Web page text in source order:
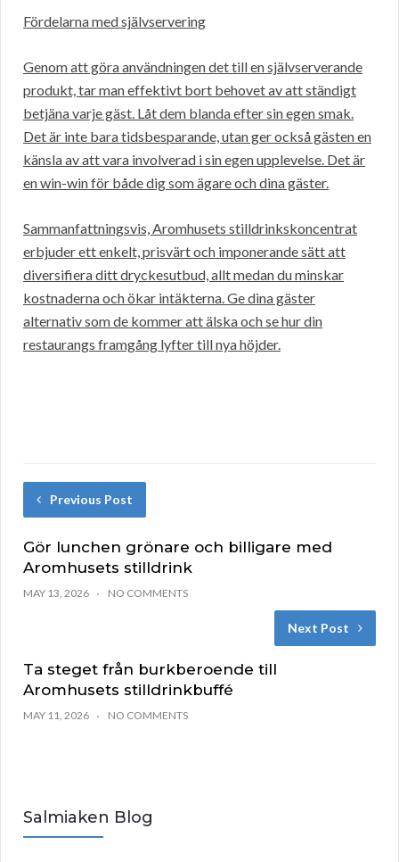
Fördelarna med självservering
Genom att göra användningen det till en självserverande
produkt, tar man effektivt bort behovet av att ständigt
betjäna varje gäst. Låt dem blanda efter sin egen smak.
Det är inte bara tidsbesparande, utan ger också gästen en
känsla av att vara involverad i sin egen upplevelse. Det är
en win-win för både dig som ägare och dina gäster.
Sammanfattningsvis, Aromhusets stilldrinkskoncentrat
erbjuder ett enkelt, prisvärt och imponerande sätt att
diversifiera ditt dryckesutbud, allt medan du minskar
kostnaderna och ökar intäkterna. Ge dina gäster
alternativ som de kommer att älska och se hur din
restaurangs framgång lyfter till nya höjder.
Previous Post
Gör lunchen grönare och billigare med
Aromhusets stilldrink
MAY 13, 2026 NO COMMENTS
Next Post
Ta steget från burkberoende till
Aromhusets stilldrinkbuffé
MAY 11, 2026 NO COMMENTS
Salmiaken Blog